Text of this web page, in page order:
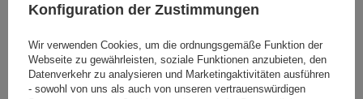
Konfiguration der Zustimmungen
Wir verwenden Cookies, um die ordnungsgemäße Funktion der
Webseite zu gewährleisten, soziale Funktionen anzubieten, den
Datenverkehr zu analysieren und Marketingaktivitäten ausführen
- sowohl von uns als auch von unseren vertrauenswürdigen